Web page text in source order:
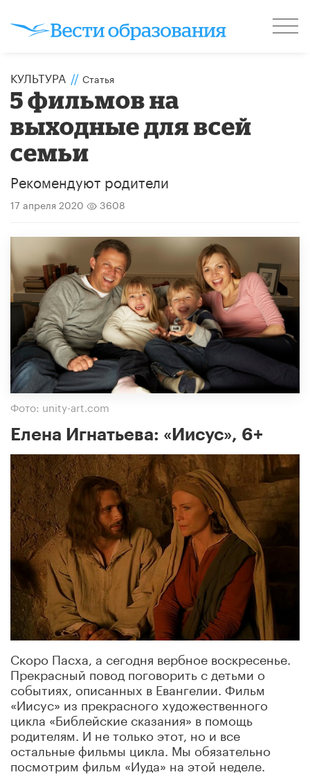
КУЛЬТУРА // Статья
5 фильмов на
выходные для всей
семьи
Рекомендуют родители
17 апреля 2020 3608
Фото: unity-art.com
Елена Игнатьева: «Иисус», 6+
Скоро Пасха, а сегодня вербное воскресенье.
Прекрасный повод поговорить с детьми о
событиях, описанных в Евангелии. Фильм
«Иисус» из прекрасного художественного
цикла «Библейские сказания» в помощь
родителям. И не только этот, но и все
остальные фильмы цикла. Мы обязательно
посмотрим фильм «Иуда» на этой неделе.